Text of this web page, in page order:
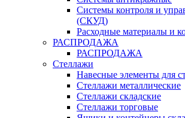
Системы контроля и
(СКУД)
Расходные материалы и
РАСПРОДАЖА
РАСПРОДАЖА
Стеллажи
Навесные элементы для
Стеллажи металлические
Стеллажи складские
Стеллажи торговые